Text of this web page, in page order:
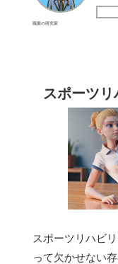
職業の研究家
スポーツ
スポーツリハビ
って欠かせない